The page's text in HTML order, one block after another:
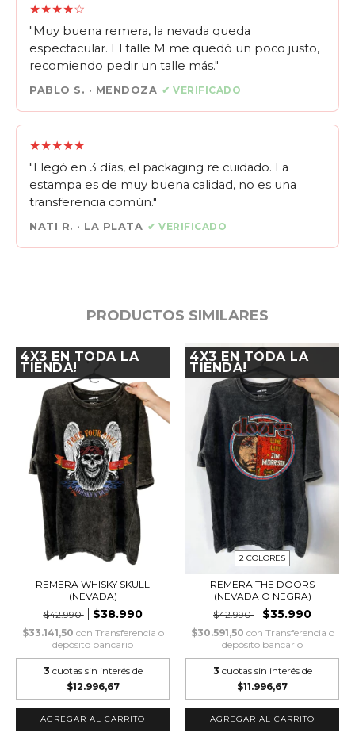
★★★★☆
"Muy buena remera, la nevada queda
espectacular. El talle M me quedó un poco justo,
recomiendo pedir un talle más."
PABLO S. · MENDOZA ✔ VERIFICADO
★★★★★
"Llegó en 3 días, el packaging re cuidado. La
estampa es de muy buena calidad, no es una
transferencia común."
NATI R. · LA PLATA ✔ VERIFICADO
PRODUCTOS SIMILARES
4X3 EN TODA LA
TIENDA!
REMERA WHISKY SKULL
(NEVADA)
$42.990
$38.990
$33.141,50 con Transferencia o
depósito bancario
3 cuotas sin interés de
$12.996,67
AGREGAR AL CARRITO
4X3 EN TODA LA
TIENDA!
2 COLORES
REMERA THE DOORS
(NEVADA O NEGRA)
$42.990
$35.990
$30.591,50 con Transferencia o
depósito bancario
3 cuotas sin interés de
$11.996,67
AGREGAR AL CARRITO